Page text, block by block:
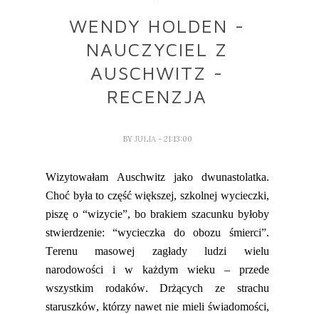
WENDY HOLDEN -
NAUCZYCIEL Z
AUSCHWITZ -
RECENZJA
BY JULIA - 21:13:00
Wizytowałam Auschwitz jako dwunastolatka.
Choć była to częśćwiększej, szkolnej wycieczki,
piszę o “wizycie”,bo brakiem szacunku byłoby
stwierdzenie: “wycieczka do obozu śmierci”.
Terenu masowej zagłady ludzi wielu
narodowości i w każdym wieku – przede
wszystkim rodaków. Drżących ze strachu
staruszków, którzy nawet nie mieli świadomości,